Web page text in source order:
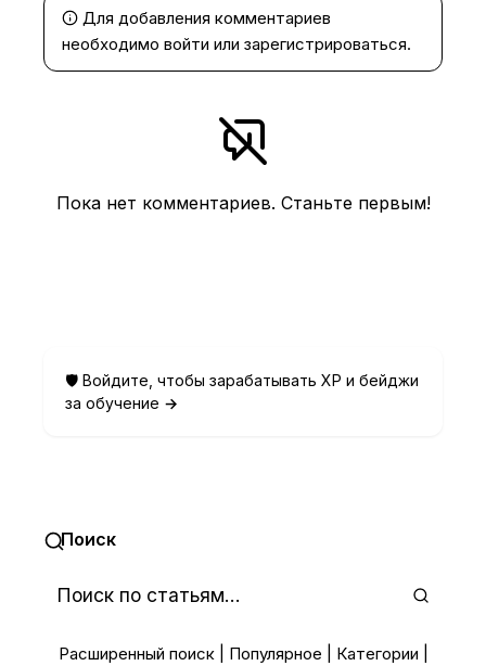
Для добавления комментариев
необходимо войти или зарегистрироваться.
Пока нет комментариев. Станьте первым!
🛡️ Войдите, чтобы зарабатывать XP и бейджи
за обучение →
Поиск
Расширенный поиск| Популярное Категории